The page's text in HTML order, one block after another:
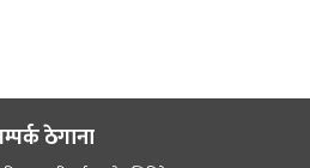
ठेगाना